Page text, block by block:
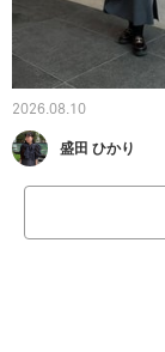
2026.08.10
盛田 ひかり